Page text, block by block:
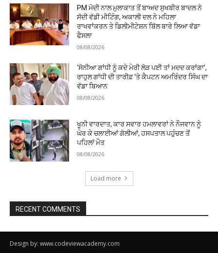
PM ਮੋਦੀ ਨਾਲ ਮੁਲਾਕਾਤ ਤੋਂ ਬਾਅਦ ਸੁਖਬੀਰ ਬਾਦਲ ਨੇ
ਸੱਦੀ ਵੱਡੀ ਮੀਟਿੰਗ, ਅਕਾਲੀ ਦਲ ਨੇ ਮਹਿਲਾ
ਰਾਖਵਾਂਕਰਨ ਤੇ ਡਿਲੀਮੀਟੇਸ਼ਨ ਬਿੱਲ ਬਾਰੇ ਲਿਆ ਵੱਡਾ
ਫੈਸਲਾ
08/08/2026
‘ਸੋਨੀਆ ਗਾਂਧੀ ਨੂੰ ਕਦੇ ਮੇਰੀ ਲੋੜ ਪਈ ਤਾਂ ਮਦਦ ਕਰਾਂਗਾ’,
ਰਾਹੁਲ ਗਾਂਧੀ ਦੀ ਤਾਰੀਫ਼ ‘ਤੇ ਕੈਪਟਨ ਅਮਰਿੰਦਰ ਸਿੰਘ ਦਾ
ਵੱਡਾ ਬਿਆਨ
08/08/2026
ਖੂਨੀ ਵਾਰਦਾਤ, ਕਾਰ ਸਵਾਰ ਹਮਲਾਵਰਾਂ ਨੇ ਨੌਜਵਾਨ ਨੂੰ
ਘੇਰ ਕੇ ਚਲਾਈਆਂ ਗੋਲੀਆਂ, ਹਸਪਤਾਲ ਪਹੁੰਚਣ ਤੋਂ
ਪਹਿਲਾਂ ਮੌਤ
08/08/2026
Load more
RECENT COMMENTS
Design by: www.codeviewacademy.com